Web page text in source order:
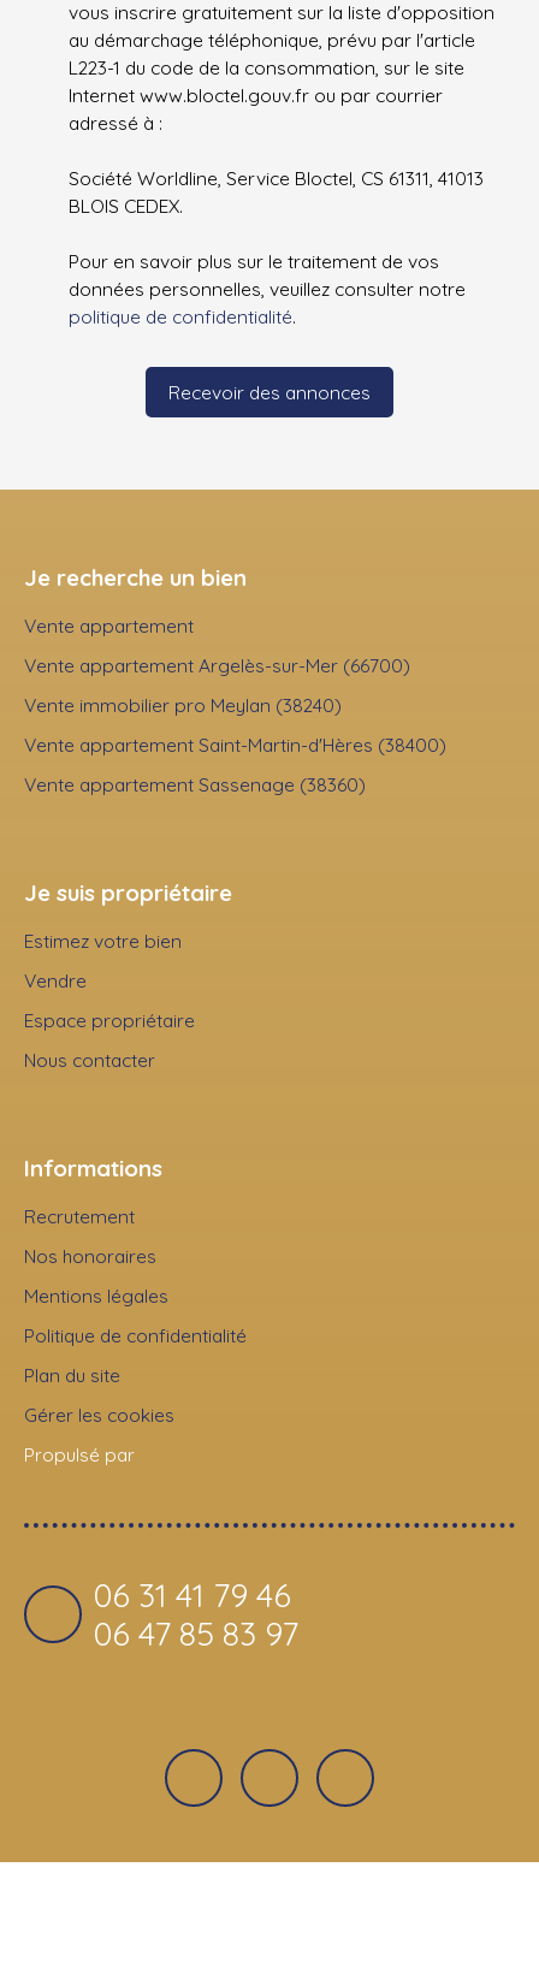
vous inscrire gratuitement sur la liste d'opposition
au démarchage téléphonique, prévu par l'article
L223-1 du code de la consommation, sur le site
Internet www.bloctel.gouv.fr ou par courrier
adressé à :
Société Worldline, Service Bloctel, CS 61311, 41013
BLOIS CEDEX.
Pour en savoir plus sur le traitement de vos
données personnelles, veuillez consulter notre
politique de confidentialité.
Recevoir des annonces
Je recherche un bien
Vente appartement
Vente appartement Argelès-sur-Mer (66700)
Vente immobilier pro Meylan (38240)
Vente appartement Saint-Martin-d'Hères (38400)
Vente appartement Sassenage (38360)
Je suis propriétaire
Estimez votre bien
Vendre
Espace propriétaire
Nous contacter
Informations
Recrutement
Nos honoraires
Mentions légales
Politique de confidentialité
Plan du site
Gérer les cookies
Propulsé par
06 31 41 79 46
06 47 85 83 97